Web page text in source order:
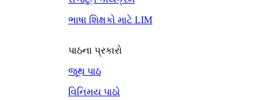
ભાષા શિક્ષકો માટે LIM
પાઠના પ્રકારો
જૂથ પાઠ
વિનિમય પાઠો